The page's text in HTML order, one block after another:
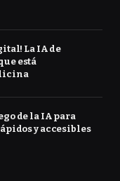
La IA de
está
de la IA para
y accesibles